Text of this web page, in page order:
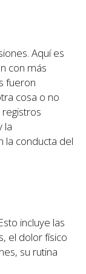
Aquí es
con más
fueron
cosa o no
la
la conducta del
incluye las
el dolor físico
su rutina